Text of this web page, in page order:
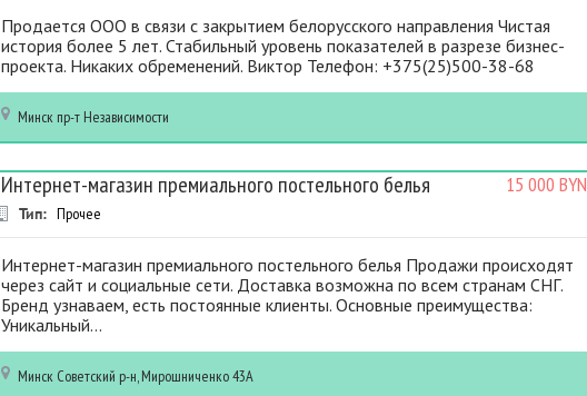
Продается ООО в связи с закрытием белорусского направления Чистая
история более 5 лет. Стабильный уровень показателей в разрезе бизнес-
проекта. Никаких обременений. Виктор Телефон: +375(25)500-38-68
Минск пр-т Независимости
Интернет-магазин премиального постельного белья 15 000 BYN
Тип: Прочее
Интернет-магазин премиального постельного белья Продажи происходят
через сайт и социальные сети. Доставка возможна по всем странам СНГ.
Бренд узнаваем, есть постоянные клиенты. Основные преимущества:
Уникальный...
Минск Советский р-н, Мирошниченко 43А